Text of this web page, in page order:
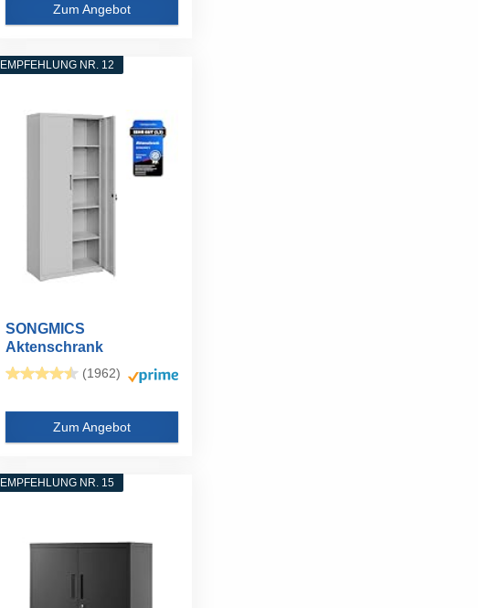
Zum Angebot
EMPFEHLUNG NR. 12
SONGMICS
Aktenschrank
Mehrzweckschrank 5
Ebenen...
(1962)
Zum Angebot
EMPFEHLUNG NR. 15